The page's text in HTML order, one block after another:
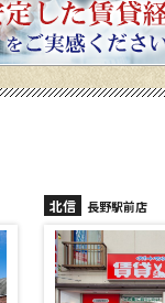
北信 長野稲里店